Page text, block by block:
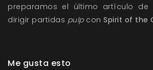
preparamos el último artículo de
dirigir partidas pulpcon Spirit of the
Me gusta esto